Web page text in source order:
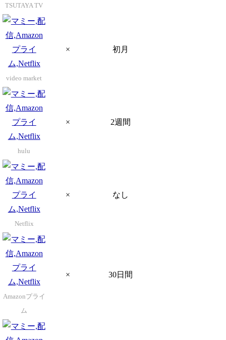
TSUTAYA TV
video market
× 初月
hulu
× 2週間
Netflix
× なし
Amazonプライ
ム
× 30日間